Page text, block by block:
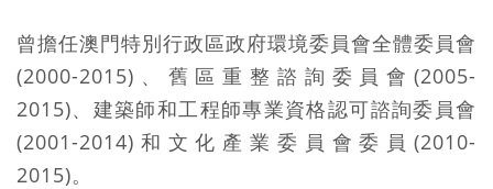
曾擔任澳門特別行政區政府環境委員會全體委員會
(2000-2015)、舊區重整諮詢委員會(2005-
2015)、建築師和工程師專業資格認可諮詢委員會
(2001-2014)和文化產業委員會委員(2010-
2015)。